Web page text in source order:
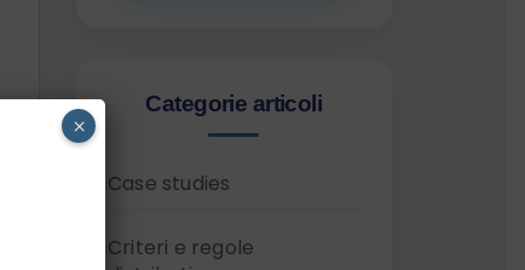
Categorie articoli
Case studies
Criteri e regole
×